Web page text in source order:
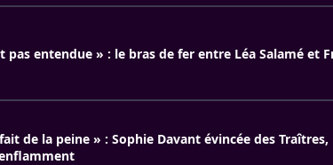
pas entendue » : le bras de fer entre Léa Salamé et
de la peine » : Sophie Davant évincée des Traîtres,